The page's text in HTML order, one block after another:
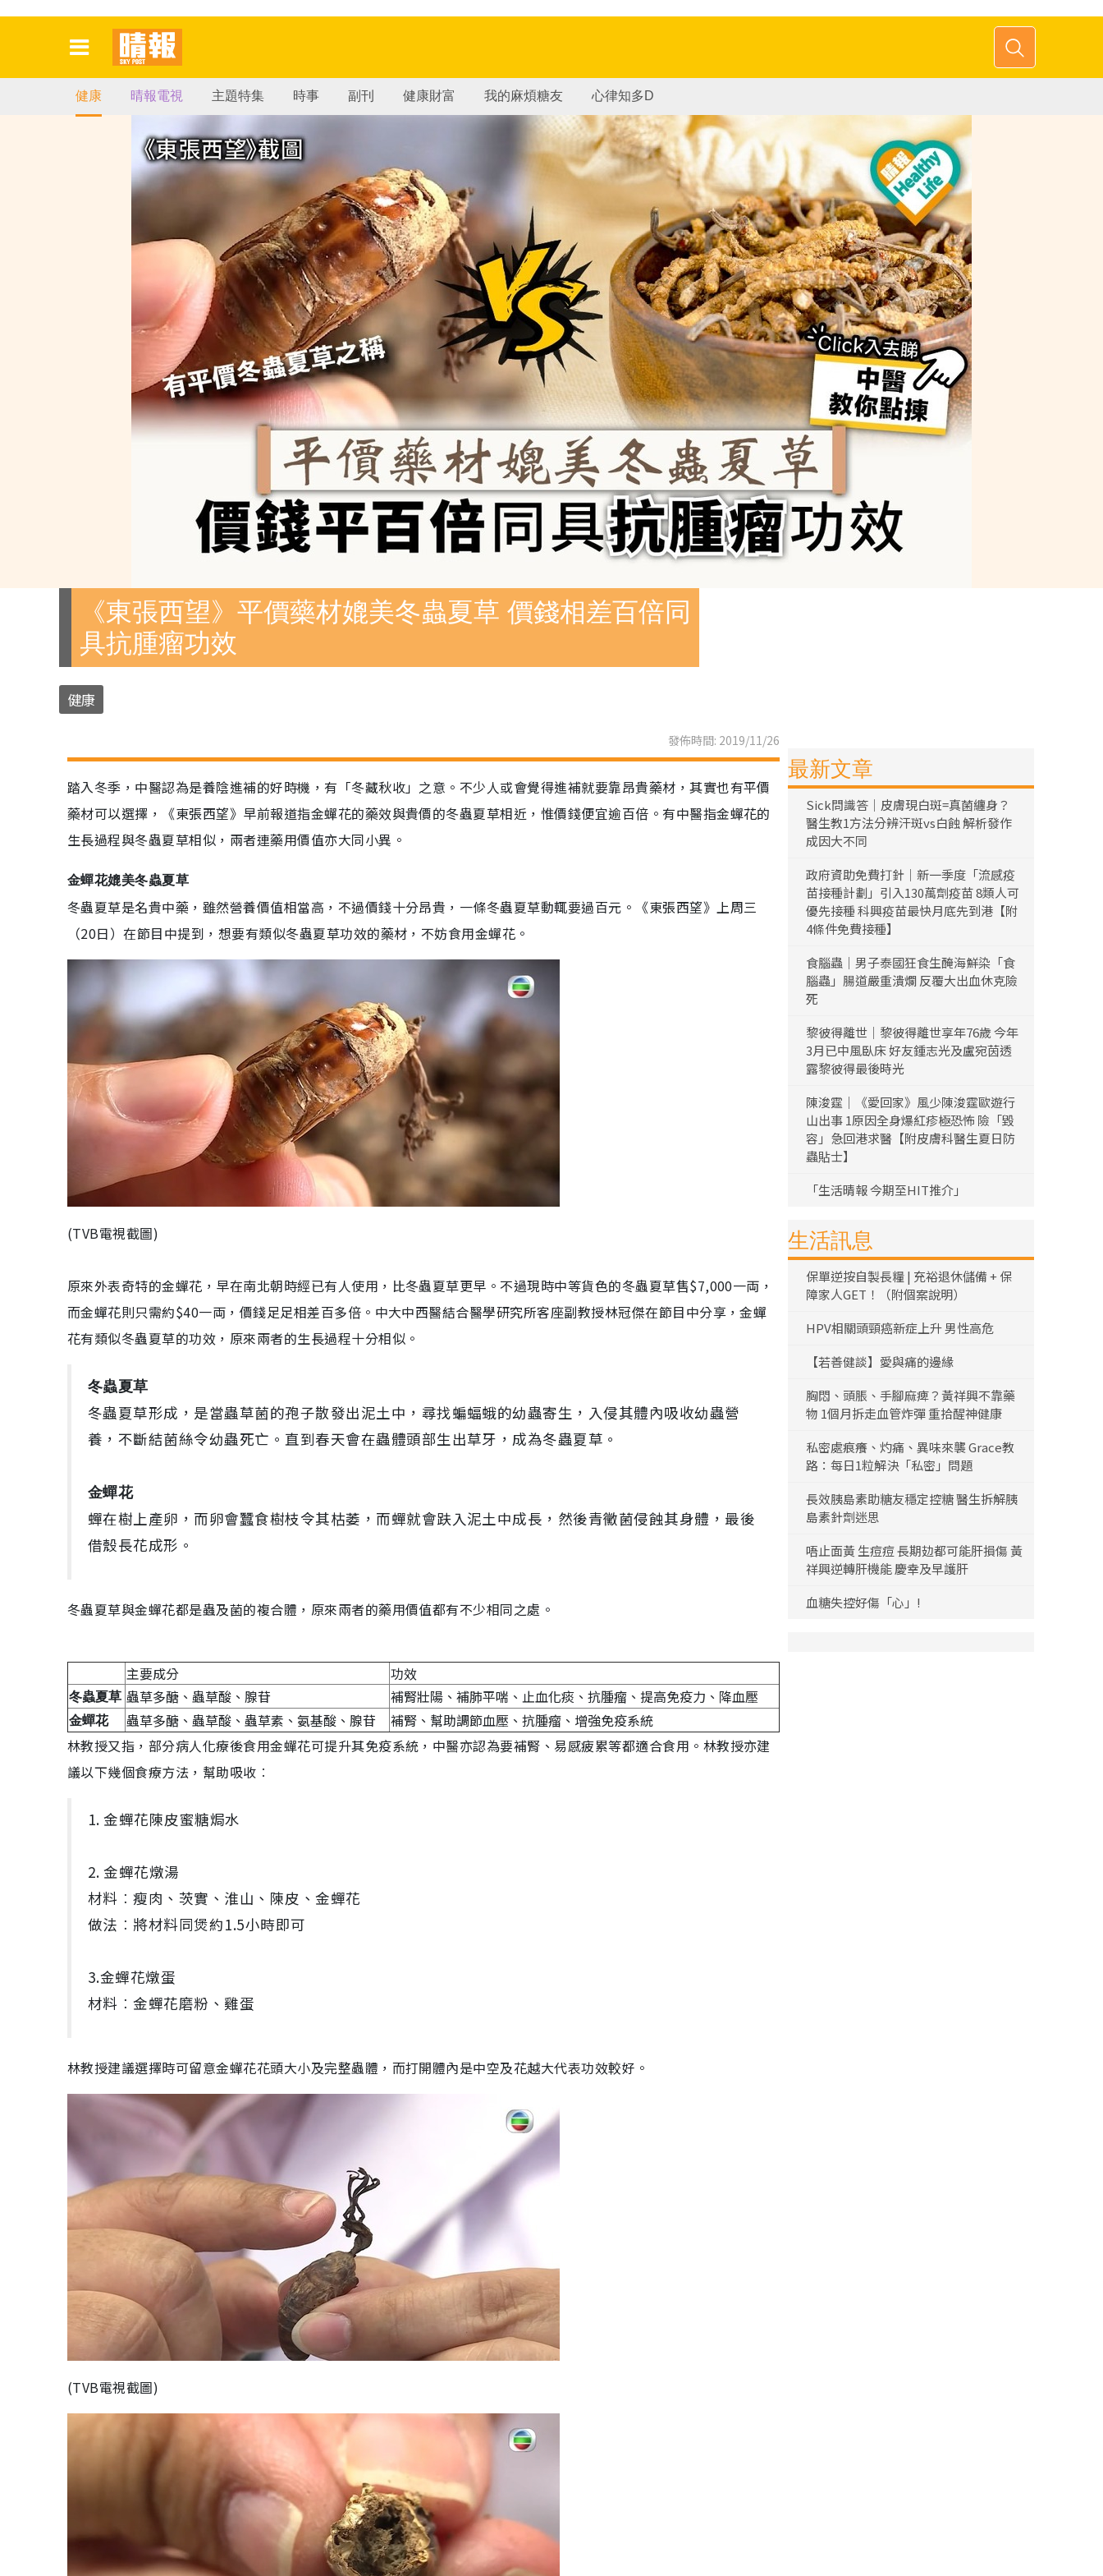
健康 晴報電視 主題特集 時事 副刊 健康財富 我的麻煩糖友 心律知多D
《東張西望》平價藥材媲美冬蟲夏草 價錢相差百倍同
具抗腫瘤功效
健康
發佈時間: 2019/11/26
踏入冬季，中醫認為是養陰進補的好時機，有「冬藏秋收」之意。不少人或會覺得進補就要靠昂貴藥材，其實也有平價
藥材可以選擇，《東張西望》早前報道指金蟬花的藥效與貴價的冬蟲夏草相近，惟價錢便宜逾百倍。有中醫指金蟬花的
生長過程與冬蟲夏草相似，兩者連藥用價值亦大同小異。
金蟬花媲美冬蟲夏草
冬蟲夏草是名貴中藥，雖然營養價值相當高，不過價錢十分昂貴，一條冬蟲夏草動輒要過百元。《東張西望》上周三
（20日）在節目中提到，想要有類似冬蟲夏草功效的藥材，不妨食用金蟬花。
(TVB電視截圖)
原來外表奇特的金蟬花，早在南北朝時經已有人使用，比冬蟲夏草更早。不過現時中等貨色的冬蟲夏草售$7,000一両，
而金蟬花則只需約$40一両，價錢足足相差百多倍。中大中西醫結合醫學研究所客座副教授林冠傑在節目中分享，金蟬
花有類似冬蟲夏草的功效，原來兩者的生長過程十分相似。
冬蟲夏草
冬蟲夏草形成，是當蟲草菌的孢子散發出泥土中，尋找蝙蝠蛾的幼蟲寄生，入侵其體內吸收幼蟲營
養，不斷結菌絲令幼蟲死亡。直到春天會在蟲體頭部生出草牙，成為冬蟲夏草。
金蟬花
蟬在樹上產卵，而卵會蠶食樹枝令其枯萎，而蟬就會趺入泥土中成長，然後青黴菌侵蝕其身體，最後
借殼長花成形。
冬蟲夏草與金蟬花都是蟲及菌的複合體，原來兩者的藥用價值都有不少相同之處。
主要成分 功效
冬蟲夏草 蟲草多醣、蟲草酸、腺苷 補腎壯陽、補肺平喘、止血化痰、抗腫瘤、提高免疫力、降血壓
金蟬花 蟲草多醣、蟲草酸、蟲草素、氨基酸、腺苷
補腎、幫助調節血壓、抗腫瘤、增強免疫系統
林教授又指，部分病人化療後食用金蟬花可提升其免疫系統，中醫亦認為要補腎、易感疲累等都適合食用。林教授亦建
議以下幾個食療方法，幫助吸收︰
1. 金蟬花陳皮蜜糖焗水
2. 金蟬花燉湯
材料︰瘦肉、茨實、淮山、陳皮、金蟬花
做法︰將材料同煲約1.5小時即可
3.金蟬花燉蛋
材料︰金蟬花磨粉、雞蛋
林教授建議選擇時可留意金蟬花花頭大小及完整蟲體，而打開體內是中空及花越大代表功效較好。
(TVB電視截圖)
最新文章
Sick問識答｜皮膚現白斑=真菌纏身？
醫生教1方法分辨汗斑vs白蝕 解析發作
成因大不同
政府資助免費打針｜新一季度「流感疫
苗接種計劃」引入130萬劑疫苗 8類人可
優先接種 科興疫苗最快月底先到港【附
4條件免費接種】
食腦蟲｜男子泰國狂食生醃海鮮染「食
腦蟲」腸道嚴重潰爛 反覆大出血休克險
死
黎彼得離世｜黎彼得離世享年76歲 今年
3月已中風臥床 好友鍾志光及盧宛茵透
露黎彼得最後時光
陳浚霆｜《愛回家》風少陳浚霆歐遊行
山出事 1原因全身爆紅疹極恐怖 險「毀
容」急回港求醫【附皮膚科醫生夏日防
蟲貼士】
「生活晴報 今期至HIT推介」
生活訊息
保單逆按自製長糧 | 充裕退休儲備 + 保
障家人GET！（附個案說明）
HPV相關頭頸癌新症上升 男性高危
【若善健談】愛與痛的邊緣
胸悶、頭脹、手腳麻痺？黃祥興不靠藥
物 1個月拆走血管炸彈 重拾醒神健康
私密處痕癢、灼痛、異味來襲 Grace教
路：每日1粒解決「私密」問題
長效胰島素助糖友穩定控糖 醫生拆解胰
島素針劑迷思
唔止面黃 生痘痘 長期攰都可能肝損傷 黃
祥興逆轉肝機能 慶幸及早護肝
血糖失控好傷「心」!